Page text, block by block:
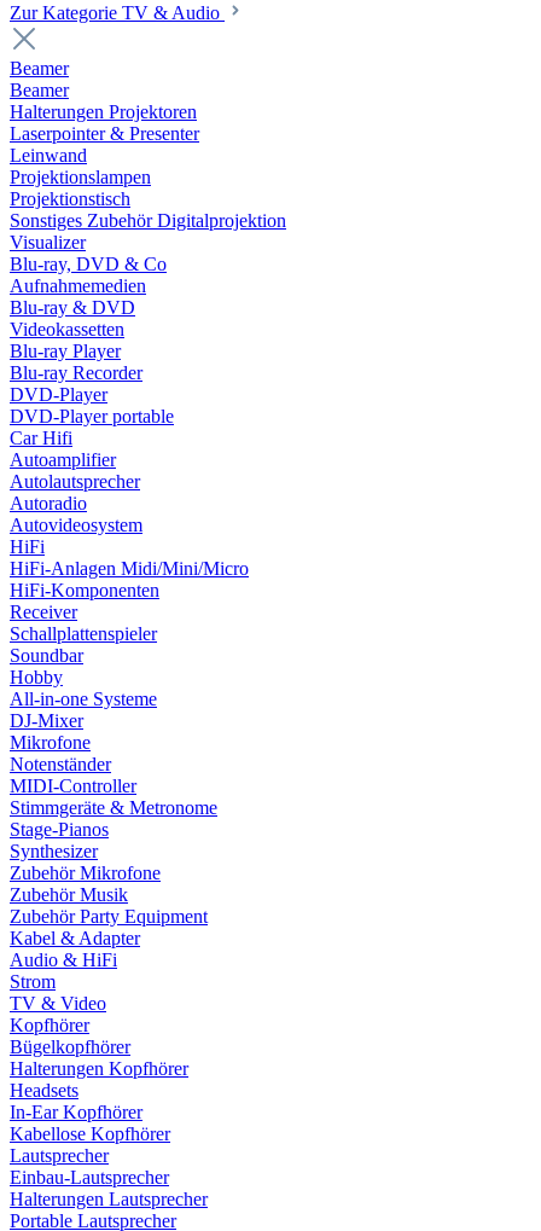
Zur Kategorie TV & Audio
Beamer
Beamer
Halterungen Projektoren
Laserpointer & Presenter
Leinwand
Projektionslampen
Projektionstisch
Sonstiges Zubehör Digitalprojektion
Visualizer
Blu-ray, DVD & Co
Aufnahmemedien
Blu-ray & DVD
Videokassetten
Blu-ray Player
Blu-ray Recorder
DVD-Player
DVD-Player portable
Car Hifi
Autoamplifier
Autolautsprecher
Autoradio
Autovideosystem
HiFi
HiFi-Anlagen Midi/Mini/Micro
HiFi-Komponenten
Receiver
Schallplattenspieler
Soundbar
Hobby
All-in-one Systeme
DJ-Mixer
Mikrofone
Notenständer
MIDI-Controller
Stimmgeräte & Metronome
Stage-Pianos
Synthesizer
Zubehör Mikrofone
Zubehör Musik
Zubehör Party Equipment
Kabel & Adapter
Audio & HiFi
Strom
TV & Video
Kopfhörer
Bügelkopfhörer
Halterungen Kopfhörer
Headsets
In-Ear Kopfhörer
Kabellose Kopfhörer
Lautsprecher
Einbau-Lautsprecher
Halterungen Lautsprecher
Portable Lautsprecher